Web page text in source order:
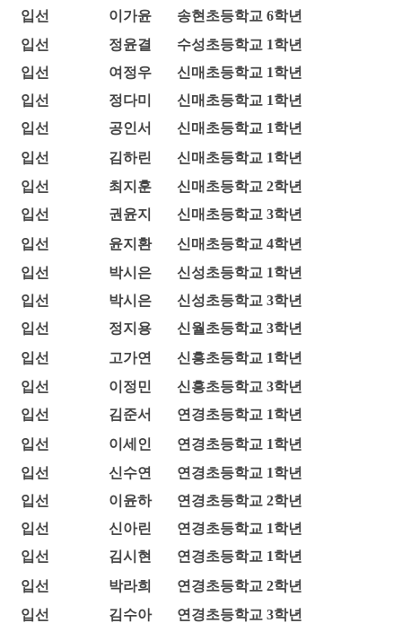
입선 이가윤
송현초등학교 6학년
입선
정윤결
수성초등학교 1학년
입선
여정우
신매초등학교 1학년
입선
정다미
신매초등학교 1학년
입선
공인서
신매초등학교 1학년
입선
김하린
신매초등학교 1학년
입선
최지훈
신매초등학교 2학년
입선
권윤지
신매초등학교 3학년
입선
윤지환
신매초등학교 4학년
입선
박시은
신성초등학교 1학년
입선
박시은
신성초등학교 3학년
입선
정지용
신월초등학교 3학년
입선
고가연
신흥초등학교 1학년
입선
이정민
신흥초등학교 3학년
입선
김준서
연경초등학교 1학년
입선
이세인
연경초등학교 1학년
입선
신수연
연경초등학교 1학년
입선
이윤하
연경초등학교 2학년
입선
신아린
연경초등학교 1학년
입선
김시현
연경초등학교 1학년
입선
박라희
연경초등학교 2학년
입선
김수아
연경초등학교 3학년